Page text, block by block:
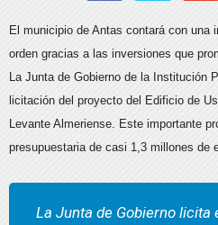
El municipio de Antas contará con una
orden gracias a las inversiones que
La Junta de Gobierno de la Institución
licitación del proyecto del Edificio de
Levante Almeriense. Este importante
presupuestaria de casi 1,3 millones de
La Junta de Gobierno licita